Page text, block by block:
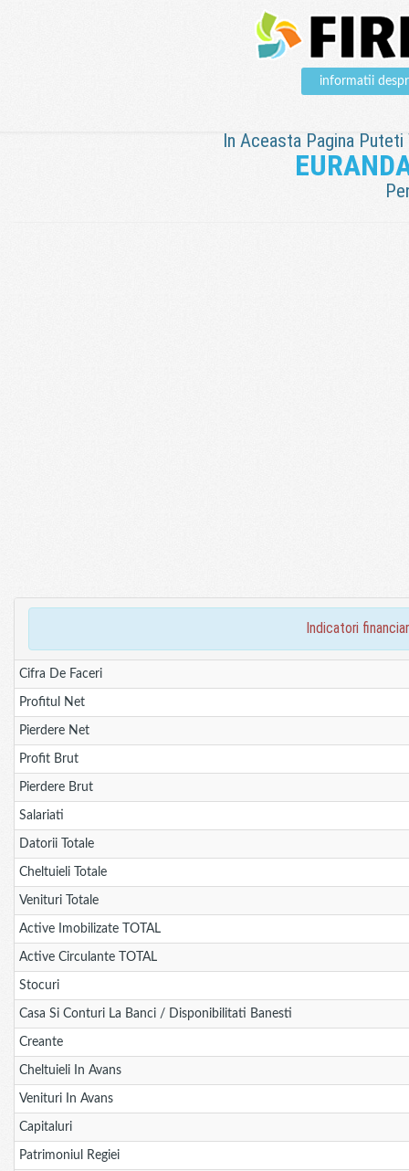
informatii
In Aceasta Pagina
indicatori
Cifra De Faceri
Profitul Net
Pierdere Net
Profit Brut
Pierdere Brut
Salariati
Datorii Totale
Cheltuieli Totale
Venituri Totale
Active Imobilizate TOTAL
Active Circulante TOTAL
Stocuri
Casa Si Conturi La Banci / Disponibilitati Banesti
Creante
Cheltuieli In Avans
Venituri In Avans
Capitaluri
Patrimoniul Regiei